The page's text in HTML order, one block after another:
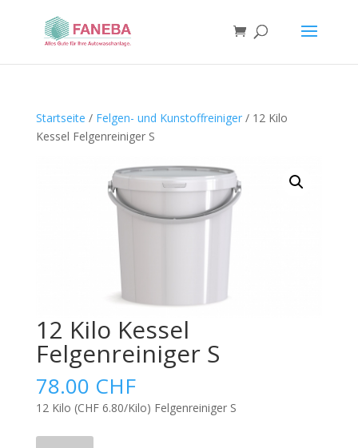
Startseite / Felgen- und Kunstoffreiniger/ 12 Kilo
Kessel Felgenreiniger S
12 Kilo Kessel
Felgenreiniger S
78.00 CHF
12 Kilo (CHF 6.80/Kilo) Felgenreiniger S